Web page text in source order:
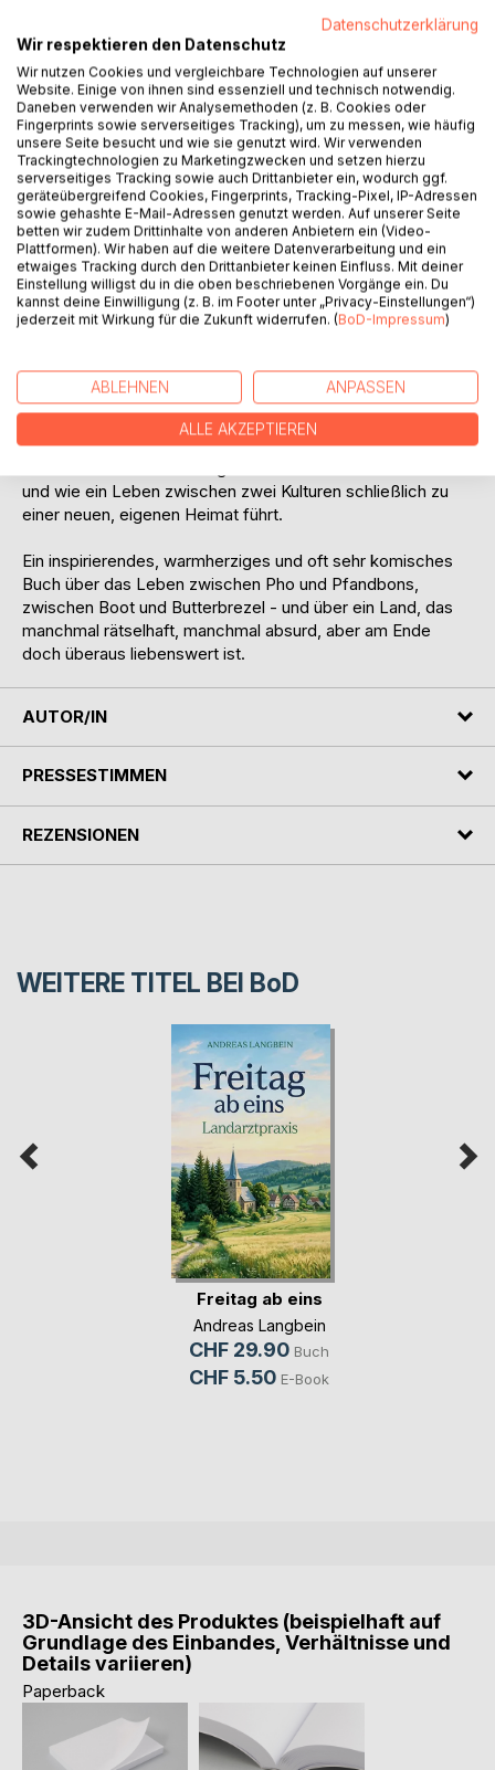
Thi Thai Hang Dripke erzählt in diesem ebenso
berührenden wie humorvollen Buch ihre außergewöhnliche
Lebensgeschichte: von der gefährlichen Flucht über das
Meer, der Rettung durch das deutsche Schiff Cap Anamur
und den ersten Jahren in Deutschland - bis zu einem Leben
zwischen zwei Kulturen.
Mit liebevoller Ironie blickt sie auf die Eigenheiten ihres
neuen Landes: auf deutsche Regeln, Formulare,
Gartenzäune, Mülltrennung, Pünktlichkeit und die stille
Kunst der Höflichkeit. Sie erzählt von Schulhöfen, auf
denen sie sich fremd fühlte, von der vietnamesischen
Community, die ihr Halt gab - und von den vielen
Menschen, die ihr zeigten, dass Deutschland nicht nur ein
"Wunderbar - Seltsam - Deutsch" ist eine bewegende
Geschichte über Flucht, Integration und Dankbarkeit. Vor
allem aber ist es ein Buch darüber, wie aus einem
und wie ein Leben zwischen zwei Kulturen schließlich zu
einer neuen, eigenen Heimat führt.
Ein inspirierendes, warmherziges und oft sehr komisches
Buch über das Leben zwischen Pho und Pfandbons,
zwischen Boot und Butterbrezel - und über ein Land, das
manchmal rätselhaft, manchmal absurd, aber am Ende
doch überaus liebenswert ist.
AUTOR/IN
PRESSESTIMMEN
REZENSIONEN
WEITERE TITEL BEI BoD
Freitag ab eins
Andreas Langbein
CHF 29.90 Buch
CHF 5.50 E-Book
3D-Ansicht des Produktes (beispielhaft auf
Grundlage des Einbandes, Verhältnisse und
Details variieren)
Paperback
Datenschutzerklärung
Wir respektieren den Datenschutz
Wir nutzen Cookies und vergleichbare Technologien auf unserer
Website. Einige von ihnen sind essenziell und technisch notwendig.
Daneben verwenden wir Analysemethoden (z. B. Cookies oder
Fingerprints sowie serverseitiges Tracking), um zu messen, wie häufig
unsere Seite besucht und wie sie genutzt wird. Wir verwenden
Trackingtechnologien zu Marketingzwecken und setzen hierzu
serverseitiges Tracking sowie auch Drittanbieter ein, wodurch ggf.
geräteübergreifend Cookies, Fingerprints, Tracking-Pixel, IP-Adressen
sowie gehashte E-Mail-Adressen genutzt werden. Auf unserer Seite
betten wir zudem Drittinhalte von anderen Anbietern ein (Video-
Plattformen). Wir haben auf die weitere Datenverarbeitung und ein
etwaiges Tracking durch den Drittanbieter keinen Einfluss. Mit deiner
Einstellung willigst du in die oben beschriebenen Vorgänge ein. Du
kannst deine Einwilligung (z. B. im Footer unter „Privacy-Einstellungen“)
jederzeit mit Wirkung für die Zukunft widerrufen. (BoD-Impressum)
ABLEHNEN ANPASSEN
ALLE AKZEPTIEREN